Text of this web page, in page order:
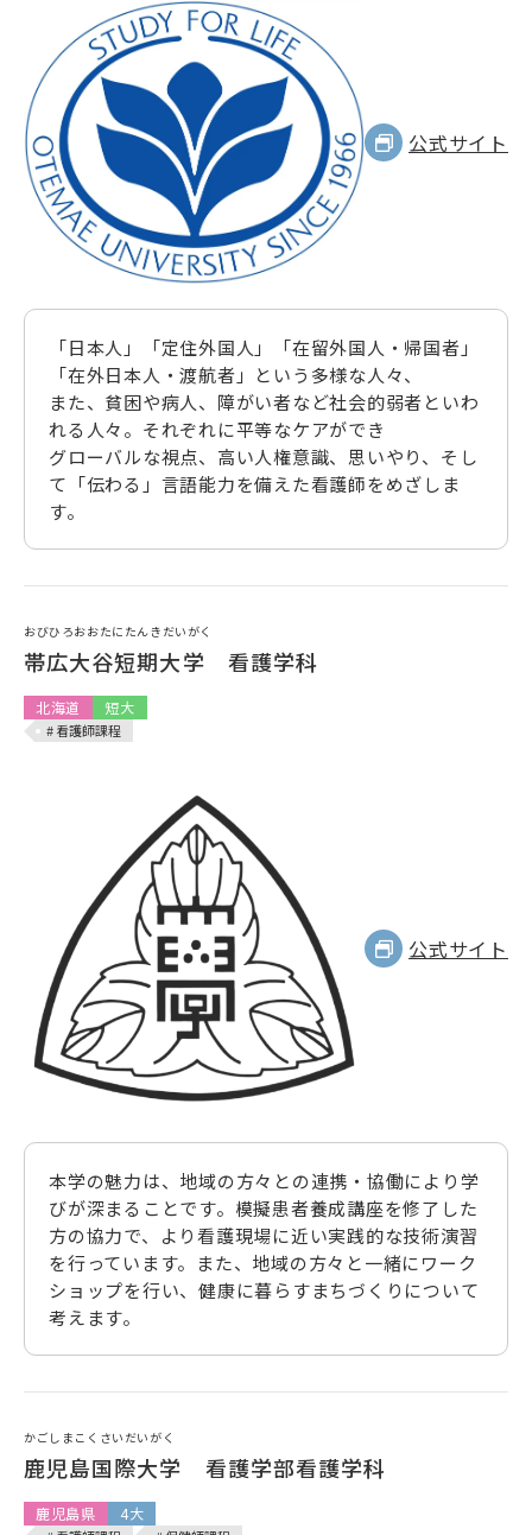
公式サイト
「日本人」「定住外国人」「在留外国人・帰国者」
「在外日本人・渡航者」という多様な人々、
また、貧困や病人、障がい者など社会的弱者といわ
れる人々。それぞれに平等なケアができ
グローバルな視点、高い人権意識、思いやり、そし
て「伝わる」言語能力を備えた看護師をめざしま
す。
おびひろおおたにたんきだいがく
帯広大谷短期大学 看護学科
北海道 短大
# 看護師課程
公式サイト
本学の魅力は、地域の方々との連携・協働により学
びが深まることです。模擬患者養成講座を修了した
方の協力で、より看護現場に近い実践的な技術演習
を行っています。また、地域の方々と一緒にワーク
ショップを行い、健康に暮らすまちづくりについて
考えます。
かごしまこくさいだいがく
鹿児島国際大学 看護学部看護学科
鹿児島県 4大